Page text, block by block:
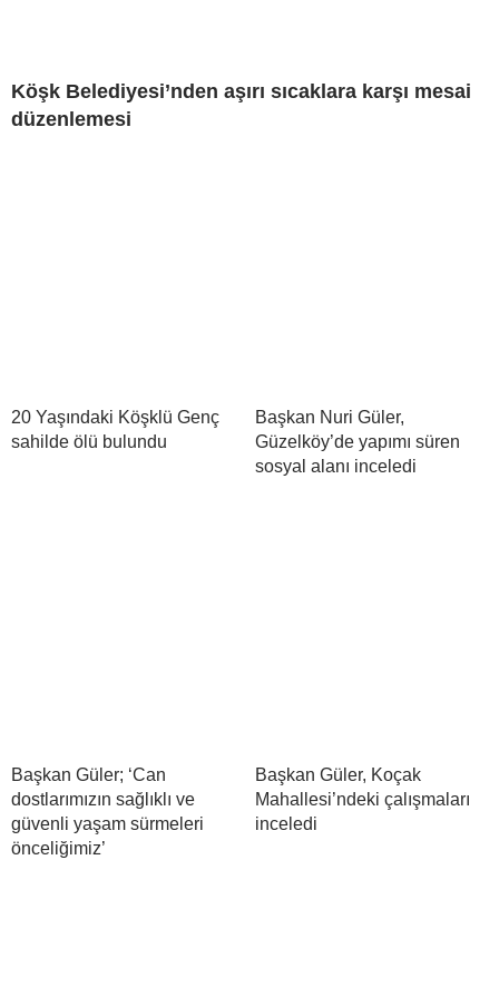
Köşk Belediyesi’nden aşırı sıcaklara karşı mesai
düzenlemesi
20 Yaşındaki Köşklü Genç
sahilde ölü bulundu
Başkan Nuri Güler,
Güzelköy’de yapımı süren
sosyal alanı inceledi
Başkan Güler; ‘Can
dostlarımızın sağlıklı ve
güvenli yaşam sürmeleri
önceliğimiz’
Başkan Güler, Koçak
Mahallesi’ndeki çalışmaları
inceledi